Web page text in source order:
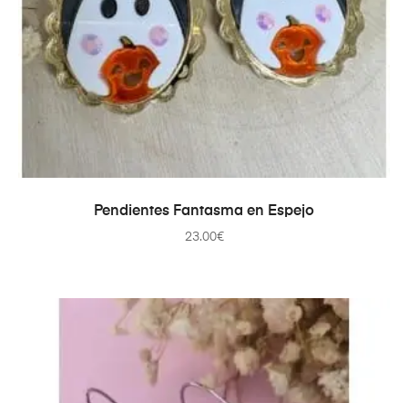
SELECCIONAR OPCIONES
Pendientes Fantasma en Espejo
23.00€